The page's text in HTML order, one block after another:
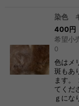
染色
400円
希望小
0
色はメ
斑もあ
ます。
てくだ
ｇにな